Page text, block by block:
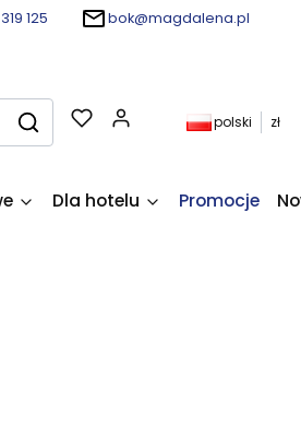
125 bok@magdalena.pl
Szukaj
Produkty w
polski zł
Dla hotelu Promocje